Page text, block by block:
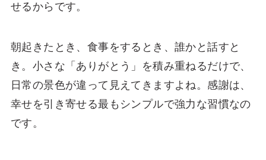
せるからです。
朝起きたとき、食事をするとき、誰かと話すと
き。小さな「ありがとう」を積み重ねるだけで、
日常の景色が違って見えてきますよね。感謝は、
幸せを引き寄せる最もシンプルで強力な習慣なの
です。